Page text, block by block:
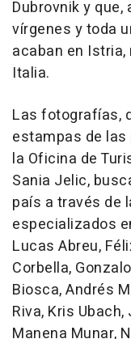
Dubrovnik y
vírgenes y toda
acaban en
Italia.
Las fotografías,
estampas de
la Oficina de
Sania Jelic,
país a través de
especializados
Lucas Abreu,
Corbella,
Biosca, Andrés
Riva, Kris
Manena Munar,